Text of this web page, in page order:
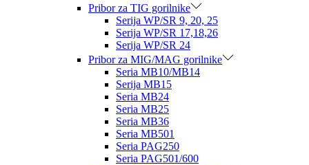
Pribor za TIG gorilnike
Serija WP/SR 9, 20, 25
Serija WP/SR 17,18,26
Serija WP/SR 24
Pribor za MIG/MAG gorilnike
Seria MB10/MB14
Serija MB15
Seria MB24
Seria MB25
Seria MB36
Seria MB501
Seria PAG250
Seria PAG501/600